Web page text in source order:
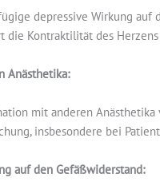
depressive Wirkung auf
die Kontraktilität des
Anästhetika:
mit anderen
insbesondere bei
auf den Gefäßwiderstand: